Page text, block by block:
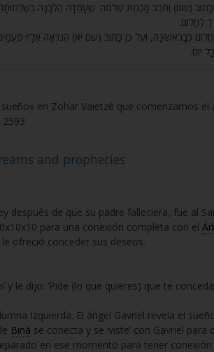
(שם) וַתֵּרֶב חָכְמַת שְׁלֹמֹה. שֶׁעָמְדָה הַלְּבָנָה
לַחֲלוֹם.
כְּבָרִאשׁוֹנָה, וְעַל כֵּן כָּתוּב (שם יא) הַנִּרְאָה אֵלָיו
יוֹם.
en Zohar Vaietzé que comenzamos el
and prophecies
después de que su padre falleciera, fue al
para una conexión completa con el
ofreció conceder sus deseos.
y le dijo: ‘Pide (lo que quieres) que te
Izquierda. El ángel Gavriel revela el
Biná se conecta y se ‘viste’ con Gavriel
en ese momento para tener